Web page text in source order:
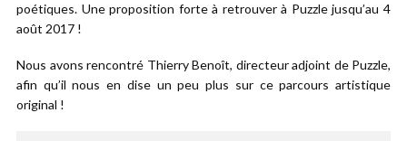
poétiques. Une proposition forte à retrouver à Puzzle jusqu’au 4
août 2017 !
Nous avons rencontré Thierry Benoît, directeur adjoint de Puzzle,
afin qu’il nous en dise un peu plus sur ce parcours artistique
original !